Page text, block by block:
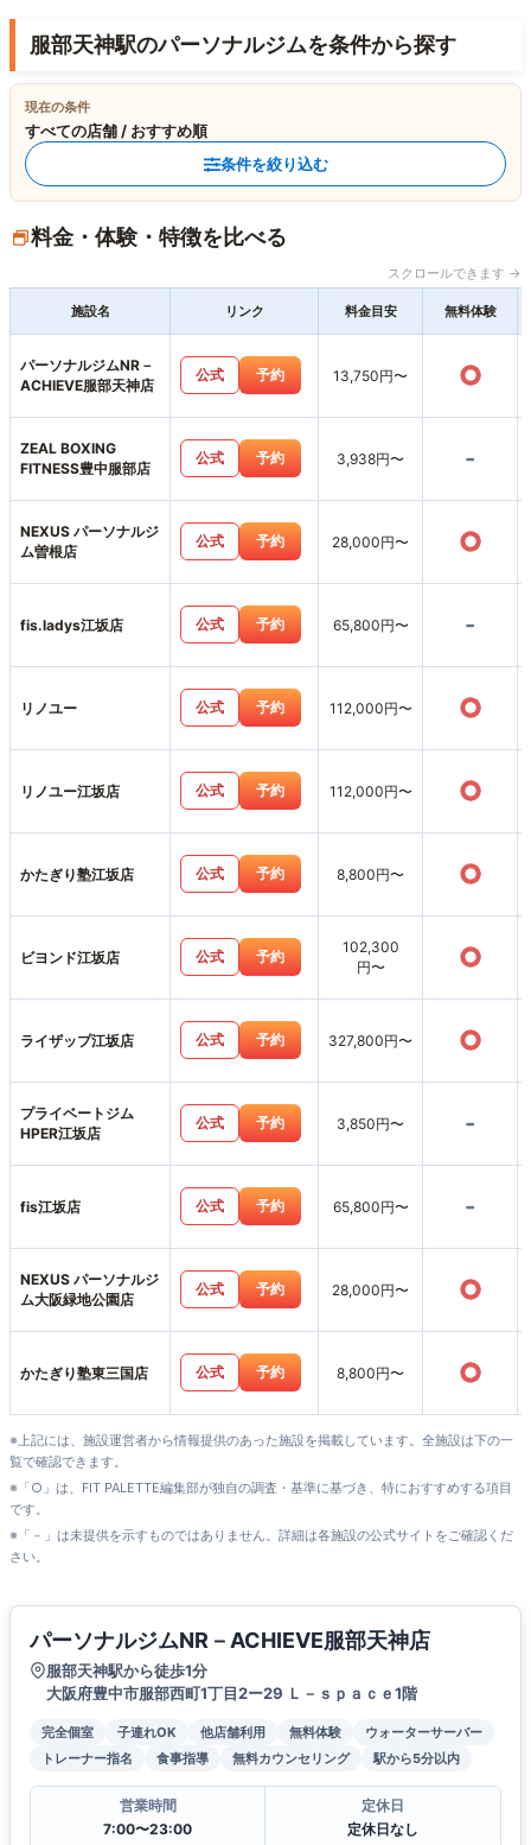
服部天神駅のパーソナルジムを条件から探す
現在の条件
すべての店舗 / おすすめ順
条件を絞り込む
料金・体験・特徴を比べる
スクロールできます →
施設名 リンク 料金目安 無料体験
パーソナルジムNR－
ACHIEVE服部天神店
公式 予約 13,750円〜 ○
ZEAL BOXING
FITNESS豊中服部店
公式 予約 3,938円〜 -
NEXUS パーソナルジ
ム曽根店
公式 予約 28,000円〜 ○
fis.ladys江坂店 公式 予約 65,800円〜 -
リノユー 公式 予約 112,000円〜 ○
リノユー江坂店 公式 予約 112,000円〜 ○
かたぎり塾江坂店 公式 予約 8,800円〜 ○
ビヨンド江坂店 公式 予約
102,300
円〜
○
ライザップ江坂店 公式 予約 327,800円〜 ○
プライベートジム
HPER江坂店
公式 予約 3,850円〜 -
fis江坂店 公式 予約 65,800円〜 -
NEXUS パーソナルジ
ム大阪緑地公園店
公式 予約 28,000円〜 ○
かたぎり塾東三国店 公式 予約 8,800円〜 ○
※上記には、施設運営者から情報提供のあった施設を掲載しています。全施設は下の一
覧で確認できます。
※「○」は、FIT PALETTE編集部が独自の調査・基準に基づき、特におすすめする項目
です。
※「－」は未提供を示すものではありません。詳細は各施設の公式サイトをご確認くだ
さい。
パーソナルジムNR－ACHIEVE服部天神店
服部天神駅から徒歩1分
大阪府豊中市服部西町1丁目2ー29 Ｌ－ｓｐａｃｅ1階
完全個室 子連れOK 他店舗利用 無料体験
ウォーターサーバー
トレーナー指名
食事指導 無料カウンセリング 駅から5分以内
営業時間
7:00〜23:00
定休日
定休日なし